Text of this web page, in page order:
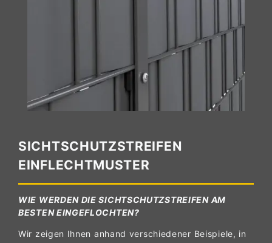
SICHTSCHUTZSTREIFEN
EINFLECHTMUSTER
WIE WERDEN DIE SICHTSCHUTZSTREIFEN AM
BESTEN EINGEFLOCHTEN?
Wir zeigen Ihnen anhand verschiedener Beispiele, in